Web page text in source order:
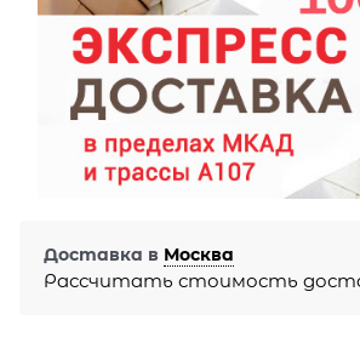
Доставка в Москва
Рассчитать стоимость